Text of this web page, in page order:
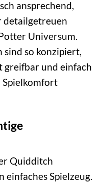
ansprechend,
detailgetreuen
Universum.
sind so konzipiert,
greifbar und einfach
Spielkomfort
Quidditch
einfaches Spielzeug.